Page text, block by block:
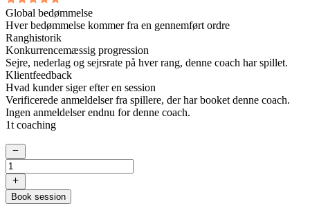
Global bedømmelse
Hver bedømmelse kommer fra en gennemført ordre
Ranghistorik
Konkurrencemæssig progression
Sejre, nederlag og sejrsrate på hver rang, denne coach har spillet.
Klientfeedback
Hvad kunder siger efter en session
Verificerede anmeldelser fra spillere, der har booket denne coach.
Ingen anmeldelser endnu for denne coach.
1t coaching
Book session